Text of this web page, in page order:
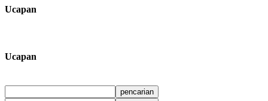
Ucapan
Ucapan